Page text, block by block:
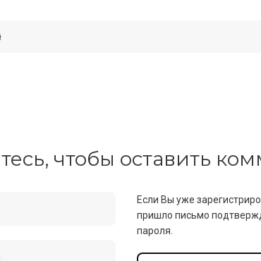
чтобы оставить
Если Вы уже
пришло письмо
пароля.